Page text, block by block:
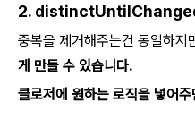
2.
중복을 제거해주는건 동일하지
게 만들 수 있습니다.
클로저에 원하는 로직을 넣어